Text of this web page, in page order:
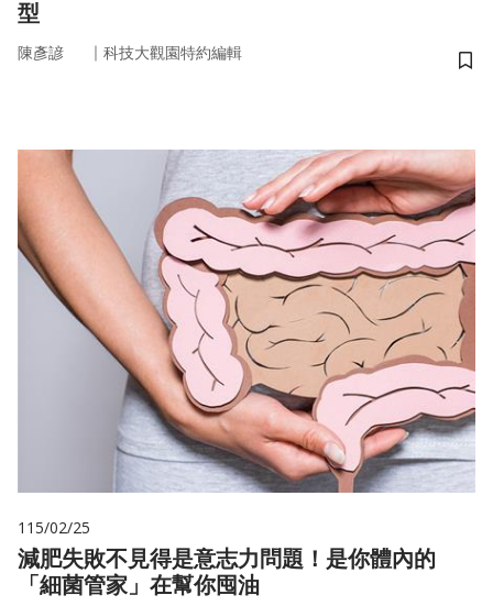
型
陳彥諺 ｜ 科技大觀園特約編輯
儲
115/02/25
減肥失敗不見得是意志力問題！是你體內的
「細菌管家」在幫你囤油